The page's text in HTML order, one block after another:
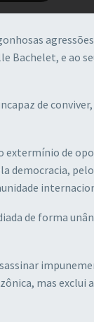
Bachelet, e ao
de
de
democracia,
de forma
mas